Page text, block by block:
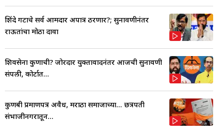
शिंदे गटाचे सर्व आमदार अपात्र ठरणार?; सुनावणीनंतर
राऊतांचा मोठा दावा
शिवसेना कुणाची? जोरदार युक्तावादनंतर आजची सुनावणी
संपली, कोर्टात...
कुणबी प्रमाणपत्र अवैध, मराठा समाजाच्या... छत्रपती
संभाजीनगरातून...